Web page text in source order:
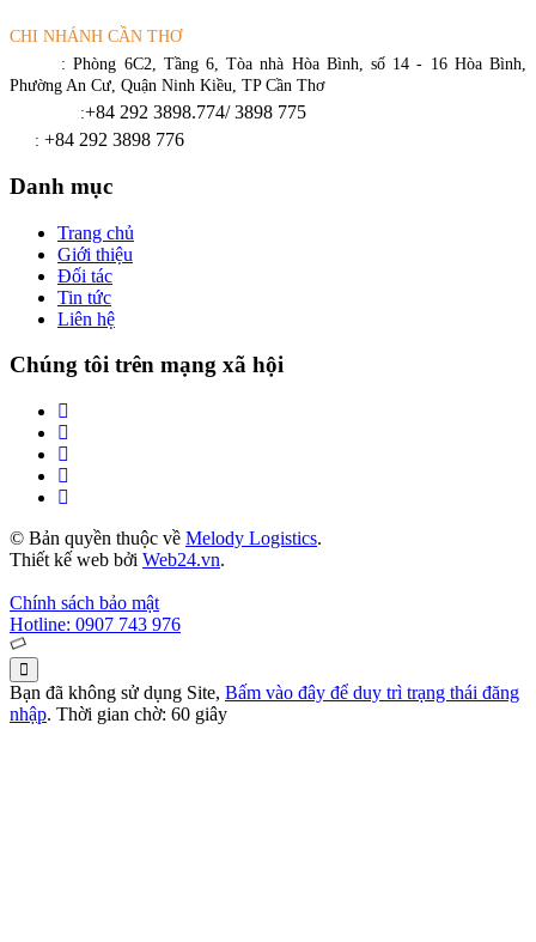
CHI NHÁNH CẦN THƠ
: Phòng 6C2, Tầng 6, Tòa nhà Hòa Bình, số 14 - 16 Hòa Bình,
Phường An Cư, Quận Ninh Kiều, TP Cần Thơ
:+84 292 3898.774/ 3898 775
: +84 292 3898 776
Danh mục
Trang chủ
Giới thiệu
Đối tác
Tin tức
Liên hệ
Chúng tôi trên mạng xã hội
© Bản quyền thuộc về Melody Logistics.
Thiết kế web bởi Web24.vn.
Chính sách bảo mật
Hotline: 0907 743 976
Bạn đã không sử dụng Site, Bấm vào đây để duy trì trạng thái đăng
nhập. Thời gian chờ: 60 giây